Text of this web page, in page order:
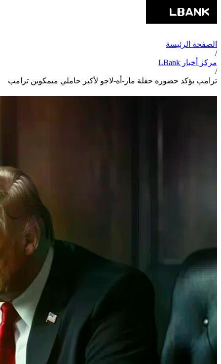
الصفحة الرئيسة
/
مركز أخبار LBank
/
ترامب يؤكد حضوره حفلة مار-أه-لاجو لأكبر حاملي ميمكوين ترامب